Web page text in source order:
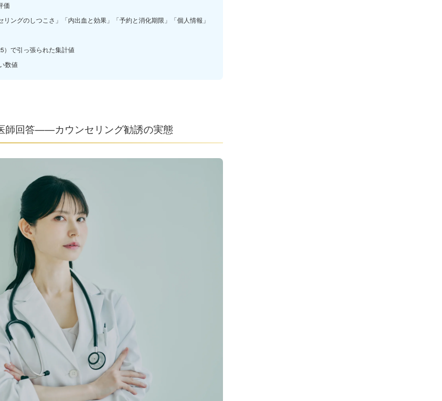
価
ングのしつこさ」「内出血と効果」「予約と消化期限」「個人情報」
）で引っ張られた集計値
数値
師回答——カウンセリング勧誘の実態